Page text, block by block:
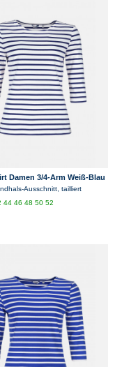
Damen 3/4-Arm Weiß-Blau
Ausschnitt, tailliert
4446485052